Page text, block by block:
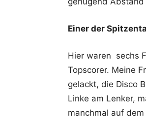
Einer der
Hier waren sechs
Topscorer. Meine
gelackt, die Disco
Linke am Lenker,
manchmal auf